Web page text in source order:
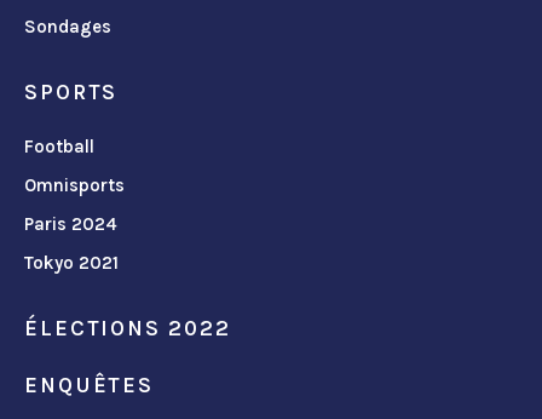
Sondages
SPORTS
Football
Omnisports
Paris 2024
Tokyo 2021
ÉLECTIONS 2022
ENQUÊTES